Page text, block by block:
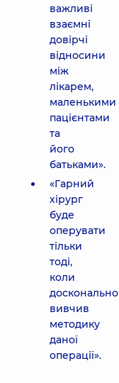
важливі
взаємні
довірчі
відносини
між
лікарем,
маленькими
пацієнтами
та
його
батьками».
«Гарний
хірург
буде
оперувати
тільки
тоді,
коли
досконально
вивчив
методику
даної
операції».